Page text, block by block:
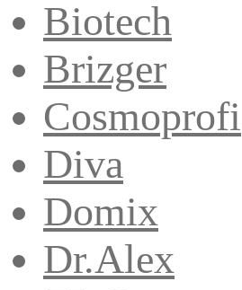
Biotech
Brizger
Cosmoprofi
Diva
Domix
Dr.Alex